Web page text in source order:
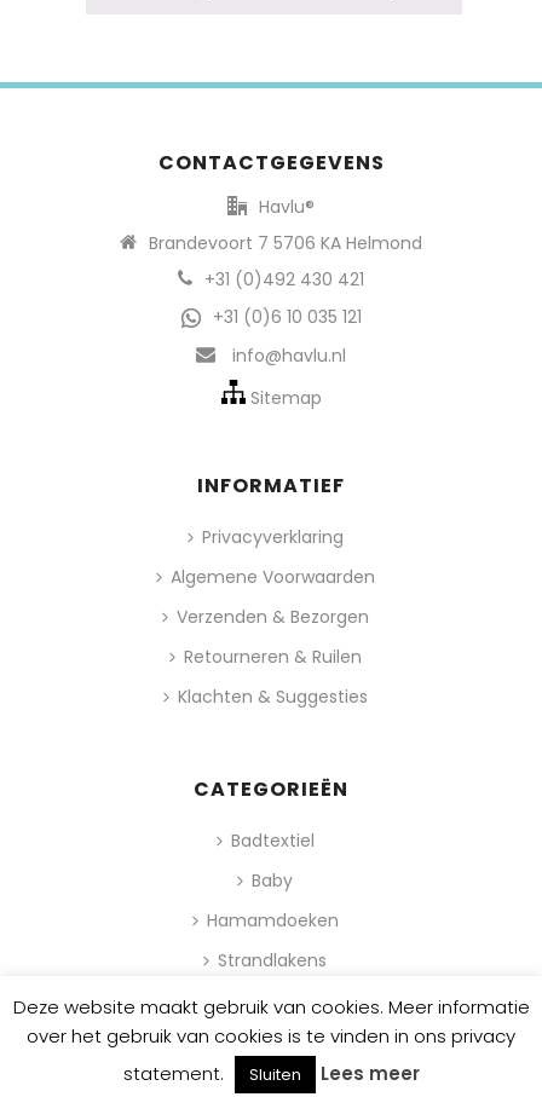
CONTACTGEGEVENS
Havlu®
Brandevoort 7 5706 KA Helmond
+31 (0)492 430 421
+31 (0)6 10 035 121
info@havlu.nl
Sitemap
INFORMATIEF
Privacyverklaring
Algemene Voorwaarden
Verzenden & Bezorgen
Retourneren & Ruilen
Klachten & Suggesties
CATEGORIEËN
Badtextiel
Baby
Hamamdoeken
Strandlakens
0
Deze website maakt gebruik van cookies. Meer informatie
over het gebruik van cookies is te vinden in ons privacy
statement.
Sluiten Lees meer